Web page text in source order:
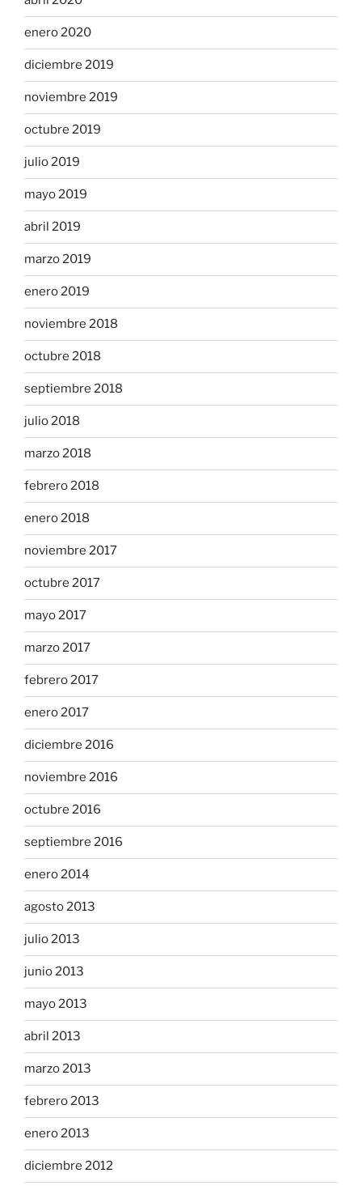
enero 2020
diciembre 2019
noviembre 2019
octubre 2019
julio 2019
mayo 2019
abril 2019
marzo 2019
enero 2019
noviembre 2018
octubre 2018
septiembre 2018
julio 2018
marzo 2018
febrero 2018
enero 2018
noviembre 2017
octubre 2017
mayo 2017
marzo 2017
febrero 2017
enero 2017
diciembre 2016
noviembre 2016
octubre 2016
septiembre 2016
enero 2014
agosto 2013
julio 2013
junio 2013
mayo 2013
abril 2013
marzo 2013
febrero 2013
enero 2013
diciembre 2012